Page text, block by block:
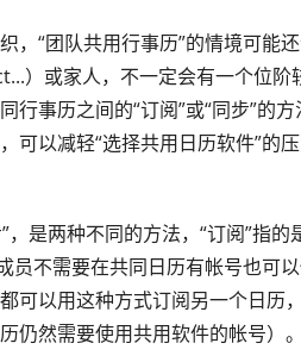
，“团队共用行事历”的情境可能
）或家人，不一定会有一个位阶
行事历之间的“订阅”或“同步”的
可以减轻“选择共用日历软件”的
，是两种不同的方法，“订阅”指
员不需要在共同日历有帐号也可
可以用这种方式订阅另一个日历
仍然需要使用共用软件的帐号）。